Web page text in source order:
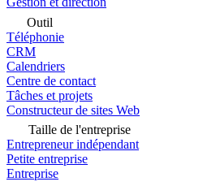
Outil
Téléphonie
CRM
Calendriers
Centre de contact
Tâches et projets
Constructeur de sites Web
Taille de l'entreprise
Entrepreneur indépendant
Petite entreprise
Entreprise